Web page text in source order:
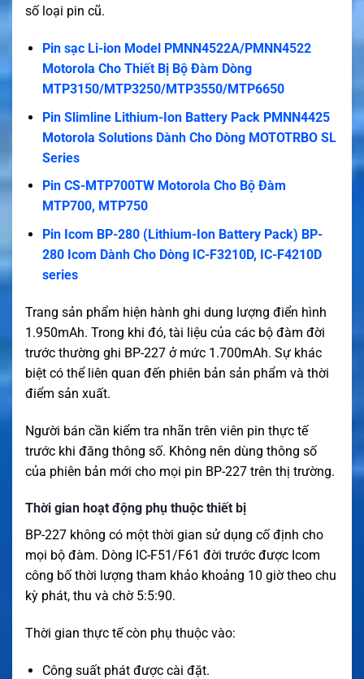
số loại pin cũ.
Pin sạc Li-ion Model PMNN4522A/PMNN4522
Motorola Cho Thiết Bị Bộ Đàm Dòng
MTP3150/MTP3250/MTP3550/MTP6650
Pin Slimline Lithium-Ion Battery Pack PMNN4425
Motorola Solutions Dành Cho Dòng MOTOTRBO SL
Series
Pin CS-MTP700TW Motorola Cho Bộ Đàm
MTP700, MTP750
Pin Icom BP-280 (Lithium-Ion Battery Pack) BP-
280 Icom Dành Cho Dòng IC-F3210D, IC-F4210D
series
Trang sản phẩm hiện hành ghi dung lượng điển hình
1.950mAh. Trong khi đó, tài liệu của các bộ đàm đời
trước thường ghi BP-227 ở mức 1.700mAh. Sự khác
biệt có thể liên quan đến phiên bản sản phẩm và thời
điểm sản xuất.
Người bán cần kiểm tra nhãn trên viên pin thực tế
trước khi đăng thông số. Không nên dùng thông số
của phiên bản mới cho mọi pin BP-227 trên thị trường.
Thời gian hoạt động phụ thuộc thiết bị
BP-227 không có một thời gian sử dụng cố định cho
mọi bộ đàm. Dòng IC-F51/F61 đời trước được Icom
công bố thời lượng tham khảo khoảng 10 giờ theo chu
kỳ phát, thu và chờ 5:5:90.
Thời gian thực tế còn phụ thuộc vào:
Công suất phát được cài đặt.